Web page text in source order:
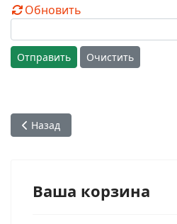
Обновить
Отправить Очистить
Предыдущий: 3 том "Дело
Назад
Ваша корзина